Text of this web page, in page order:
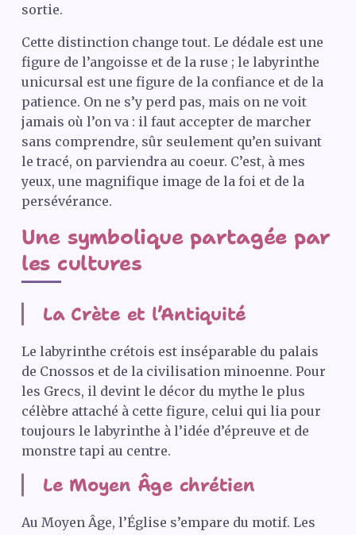
sortie.
Cette distinction change tout. Le dédale est une
figure de l’angoisse et de la ruse ; le labyrinthe
unicursal est une figure de la confiance et de la
patience. On ne s’y perd pas, mais on ne voit
jamais où l’on va : il faut accepter de marcher
sans comprendre, sûr seulement qu’en suivant
le tracé, on parviendra au coeur. C’est, à mes
yeux, une magnifique image de la foi et de la
persévérance.
Une symbolique partagée par
les cultures
La Crète et l’Antiquité
Le labyrinthe crétois est inséparable du palais
de Cnossos et de la civilisation minoenne. Pour
les Grecs, il devint le décor du mythe le plus
célèbre attaché à cette figure, celui qui lia pour
toujours le labyrinthe à l’idée d’épreuve et de
monstre tapi au centre.
Le Moyen Âge chrétien
Au Moyen Âge, l’Église s’empare du motif. Les